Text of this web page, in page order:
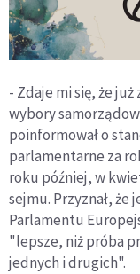
- Zdaje mi się, że
wybory
poinformował o
parlamentarne za
roku później, w
sejmu. Przyznał,
Parlamentu
"lepsze, niż próba
jednych i drugich".